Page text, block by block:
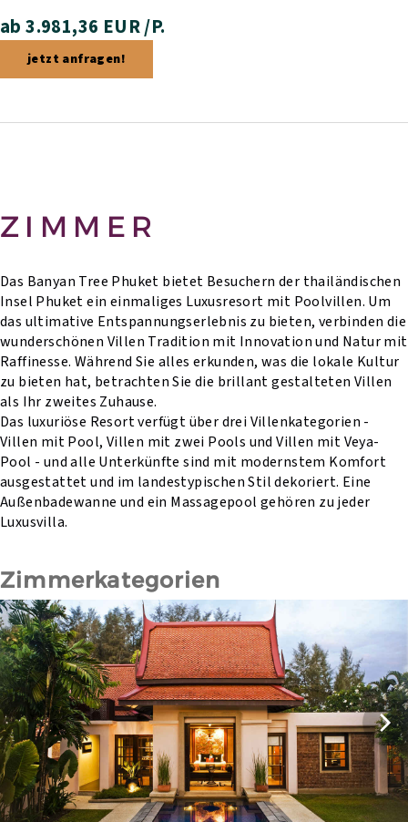
ab 3.981,36 EUR /P.
jetzt anfragen!
ZIMMER
Das Banyan Tree Phuket bietet Besuchern der thailändischen
Insel Phuket ein einmaliges Luxusresort mit Poolvillen. Um
das ultimative Entspannungserlebnis zu bieten, verbinden die
wunderschönen Villen Tradition mit Innovation und Natur mit
Raffinesse. Während Sie alles erkunden, was die lokale Kultur
zu bieten hat, betrachten Sie die brillant gestalteten Villen
als Ihr zweites Zuhause.
Das luxuriöse Resort verfügt über drei Villenkategorien -
Villen mit Pool, Villen mit zwei Pools und Villen mit Veya-
Pool - und alle Unterkünfte sind mit modernstem Komfort
ausgestattet und im landestypischen Stil dekoriert. Eine
Außenbadewanne und ein Massagepool gehören zu jeder
Luxusvilla.
Zimmerkategorien